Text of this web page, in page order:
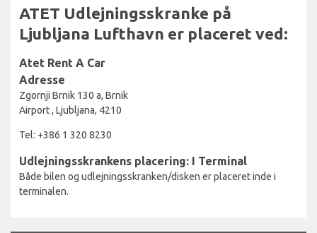
ATET Udlejningsskranke på
Ljubljana Lufthavn er placeret ved:
Atet Rent A Car
Adresse
Zgornji Brnik 130 a, Brnik
Airport , Ljubljana, 4210
Tel: +386 1 320 8230
Udlejningsskrankens placering: I Terminal
Både bilen og udlejningsskranken/disken er placeret inde i
terminalen.